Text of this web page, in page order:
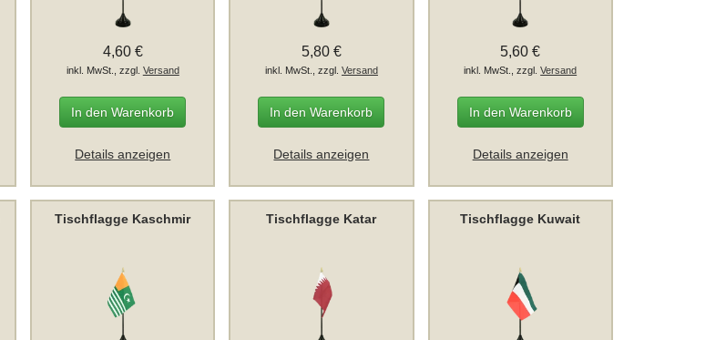
4,60 €
inkl. MwSt., zzgl. Versand
In den Warenkorb
Details anzeigen
5,80 €
inkl. MwSt., zzgl. Versand
In den Warenkorb
Details anzeigen
5,60 €
inkl. MwSt., zzgl.Versand
In den Warenkorb
Details anzeigen
Tischflagge Kaschmir Tischflagge Katar Tischflagge Kuwait